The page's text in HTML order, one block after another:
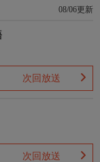
08/06更新
次回放送
次回放送